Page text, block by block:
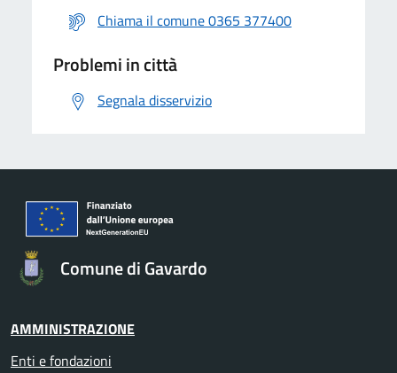
Chiama il comune 0365 377400
Problemi in città
Segnala disservizio
Comune di Gavardo
AMMINISTRAZIONE
Enti e fondazioni